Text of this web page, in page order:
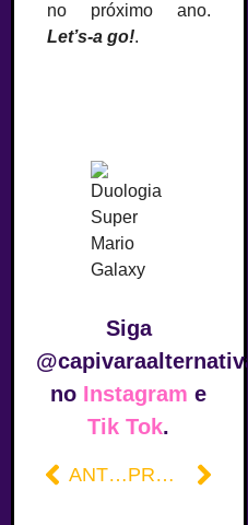
no próximo ano.
Let’s-a go!.
Siga
@capivaraalternativa
no Instagram e
Tik Tok.
ANTERIOR PRÓXIMO